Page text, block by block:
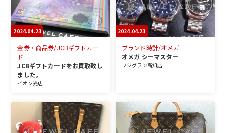
2024.04.23
金券・商品券/JCBギフトカー
ド
JCBギフトカードをお買取致し
ました。
イオン光店
2024.04.23
ブランド時計/オメガ
オメガ シーマスター
フジグラン高知店